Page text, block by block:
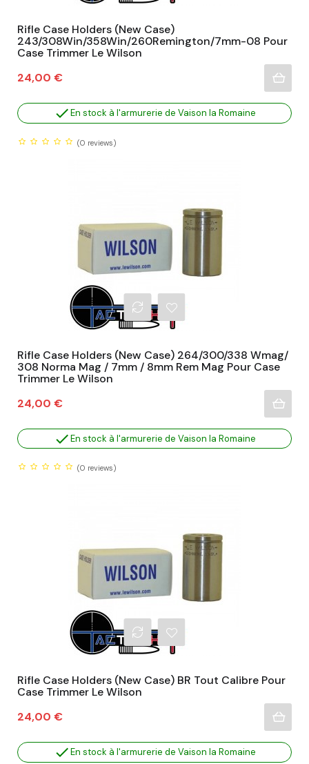
Rifle Case Holders (New Case)
243/308Win/358Win/260Remington/7mm-08 Pour
Case Trimmer Le Wilson
Prix
24,00 €
En stock à l'armurerie de Vaison la Romaine
(0 reviews)
Rifle Case Holders (New Case) 264/300/338 Wmag/
308 Norma Mag / 7mm / 8mm Rem Mag Pour Case
Trimmer Le Wilson
Prix
24,00 €
En stock à l'armurerie de Vaison la Romaine
(0 reviews)
Rifle Case Holders (New Case) BR Tout Calibre Pour
Case Trimmer Le Wilson
Prix
24,00 €
En stock à l'armurerie de Vaison la Romaine